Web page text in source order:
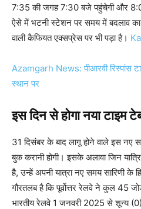
7:35 की जगह 7:30 बजे पहुंचेगी और
ऐसे में भटनी स्टेशन पर समय में बदलाव
वाली कैफियत एक्सप्रेस पर भी पड़ा है।
Azamgarh News: पीआरवी रिस्पांस
स्थान पर
इस दिन से होगा नया टाइम
31 दिसंबर के बाद लागू होने वाले इस नए
बुक करानी होगी। इसके अलावा जिन
है, उन्हें अपनी यात्रा नए समय सारिणी के
गौरतलब है कि पूर्वोत्तर रेलवे ने कुल 45
भारतीय रेलवे 1 जनवरी 2025 से शून्य (0)